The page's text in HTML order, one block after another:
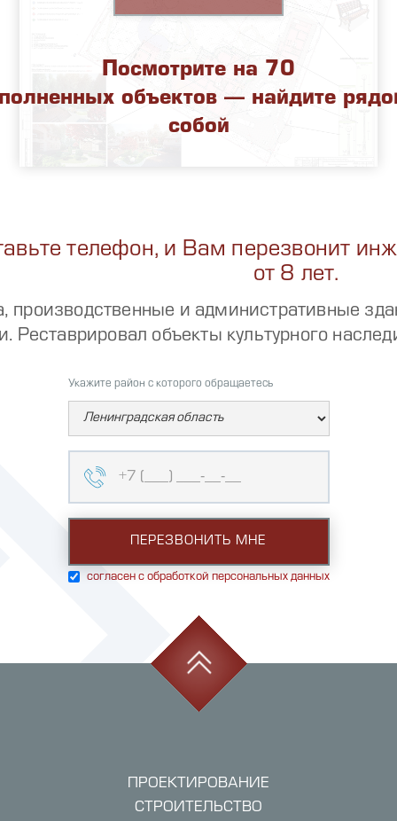
Посмотрите на 70
объектов — найдите
собой
телефон, и Вам перезвонит
от 8 лет.
производственные и административные
Реставрировал объекты культурного
Укажите район с которого обращаетесь
согласен с обработкой персональных данных
ПРОЕКТИРОВАНИЕ
СТРОИТЕЛЬСТВО